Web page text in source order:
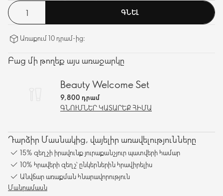
ԳՆԵԼ
Առաքում 10 դրամ-ից։
Բաց մի թողեք այս առաջարկը
Beauty Welcome Set
9,800 դրամ
ԳՆՈՒՄՆԵՐ ԿԱՏԱՐԵՔ ՀԻՄԱ
Դարձիր Մասնակից, վայելիր առավելությունները
15% զեղչի իրավունք յուրաքանչյուր պատվերի համար
10% հրավերի զեղչ՝ ընկերներին հրավիրելիս
Անվճար առաքման հնարավորություն
Մանրամասն